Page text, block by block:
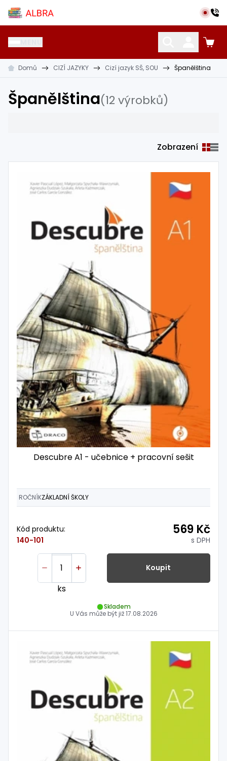
Přeskočit na hlavní obsah
Albra s.r.o.
CIZÍ JAZYKY OSTATNÍ POMŮCKY
Domů CIZÍ JAZYKY Cizí jazyk SŠ, SOU Španělština
Španělština(12 výrobků)
Zobrazení
Descubre A1 - učebnice + pracovní sešit
ROČNÍKZÁKLADNÍ ŠKOLY
Kód produktu:
140-101
569 Kč
s DPH
ks
Koupit
Skladem
U Vás může být již17.08.2026